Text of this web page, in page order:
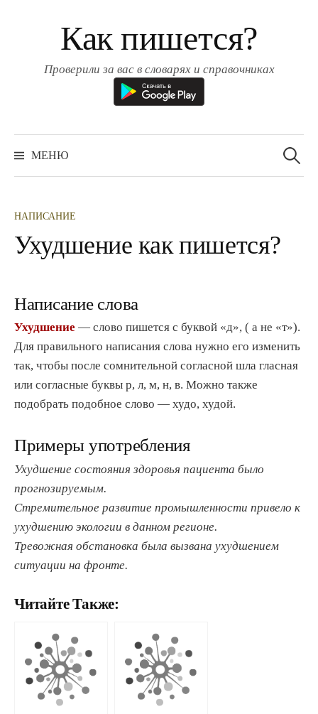
содержимомуКак пишется?
Проверили за вас в словарях и справочниках
МЕНЮ Найти:
НАПИСАНИЕ
Ухудшение как пишется?
Написание слова
Ухудшение — слово пишется с буквой «д», ( а не «т»).
Для правильного написания слова нужно его изменить
так, чтобы после сомнительной согласной шла гласная
или согласные буквы р, л, м, н, в. Можно также
подобрать подобное слово — худо, худой.
Примеры употребления
Ухудшение состояния здоровья пациента было
прогнозируемым.
Стремительное развитие промышленности привело к
ухудшению экологии в данном регионе.
Тревожная обстановка была вызвана ухудшением
ситуации на фронте.
Читайте Также: